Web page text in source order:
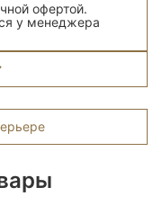
офертой.
у менеджера